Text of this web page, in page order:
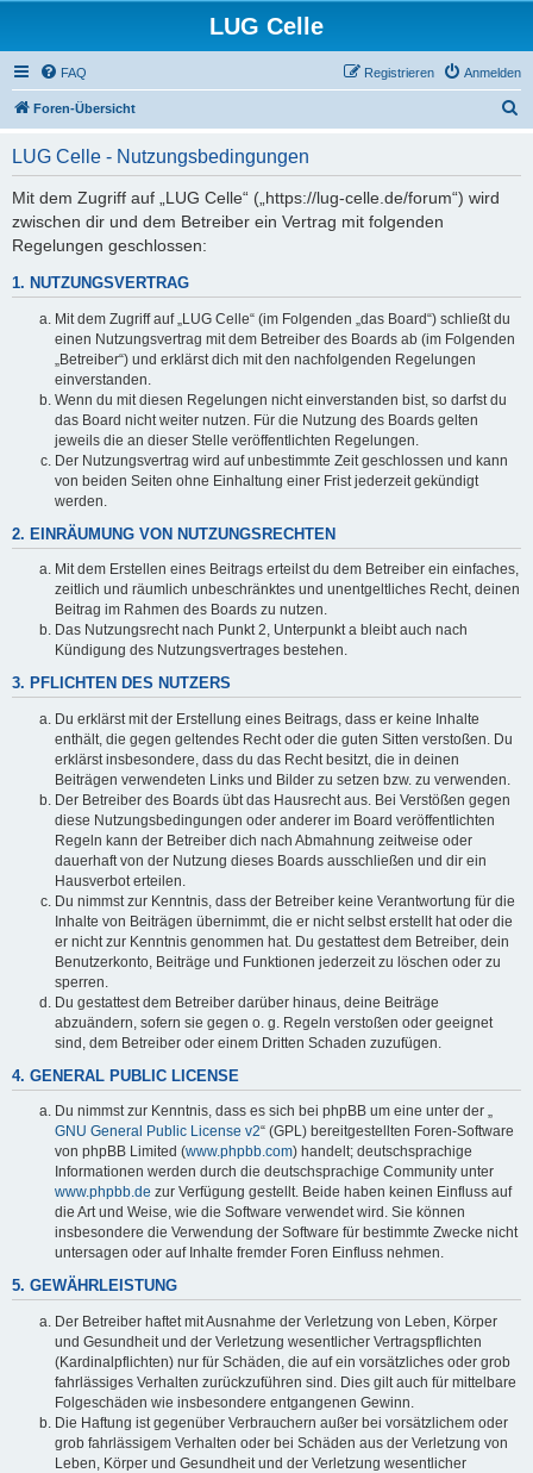
LUG Celle
FAQ Anmelden
Registrieren
Foren-Übersicht
LUG Celle - Nutzungsbedingungen
Mit dem Zugriff auf „LUG Celle“ („https://lug-celle.de/forum“) wird
zwischen dir und dem Betreiber ein Vertrag mit folgenden
Regelungen geschlossen:
1. NUTZUNGSVERTRAG
Mit dem Zugriff auf „LUG Celle“ (im Folgenden „das Board“) schließt du
einen Nutzungsvertrag mit dem Betreiber des Boards ab (im Folgenden
„Betreiber“) und erklärst dich mit den nachfolgenden Regelungen
einverstanden.
Wenn du mit diesen Regelungen nicht einverstanden bist, so darfst du
das Board nicht weiter nutzen. Für die Nutzung des Boards gelten
jeweils die an dieser Stelle veröffentlichten Regelungen.
Der Nutzungsvertrag wird auf unbestimmte Zeit geschlossen und kann
von beiden Seiten ohne Einhaltung einer Frist jederzeit gekündigt
werden.
2. EINRÄUMUNG VON NUTZUNGSRECHTEN
Mit dem Erstellen eines Beitrags erteilst du dem Betreiber ein einfaches,
zeitlich und räumlich unbeschränktes und unentgeltliches Recht, deinen
Beitrag im Rahmen des Boards zu nutzen.
Das Nutzungsrecht nach Punkt 2, Unterpunkt a bleibt auch nach
Kündigung des Nutzungsvertrages bestehen.
3. PFLICHTEN DES NUTZERS
Du erklärst mit der Erstellung eines Beitrags, dass er keine Inhalte
enthält, die gegen geltendes Recht oder die guten Sitten verstoßen. Du
erklärst insbesondere, dass du das Recht besitzt, die in deinen
Beiträgen verwendeten Links und Bilder zu setzen bzw. zu verwenden.
Der Betreiber des Boards übt das Hausrecht aus. Bei Verstößen gegen
diese Nutzungsbedingungen oder anderer im Board veröffentlichten
Regeln kann der Betreiber dich nach Abmahnung zeitweise oder
dauerhaft von der Nutzung dieses Boards ausschließen und dir ein
Hausverbot erteilen.
Du nimmst zur Kenntnis, dass der Betreiber keine Verantwortung für die
Inhalte von Beiträgen übernimmt, die er nicht selbst erstellt hat oder die
er nicht zur Kenntnis genommen hat. Du gestattest dem Betreiber, dein
Benutzerkonto, Beiträge und Funktionen jederzeit zu löschen oder zu
sperren.
Du gestattest dem Betreiber darüber hinaus, deine Beiträge
abzuändern, sofern sie gegen o. g. Regeln verstoßen oder geeignet
sind, dem Betreiber oder einem Dritten Schaden zuzufügen.
4. GENERAL PUBLIC LICENSE
Du nimmst zur Kenntnis, dass es sich bei phpBB um eine unter der „
GNU General Public License v2“ (GPL) bereitgestellten Foren-Software
von phpBB Limited (www.phpbb.com) handelt; deutschsprachige
Informationen werden durch die deutschsprachige Community unter
www.phpbb.de zur Verfügung gestellt. Beide haben keinen Einfluss auf
die Art und Weise, wie die Software verwendet wird. Sie können
insbesondere die Verwendung der Software für bestimmte Zwecke nicht
untersagen oder auf Inhalte fremder Foren Einfluss nehmen.
5. GEWÄHRLEISTUNG
Der Betreiber haftet mit Ausnahme der Verletzung von Leben, Körper
und Gesundheit und der Verletzung wesentlicher Vertragspflichten
(Kardinalpflichten) nur für Schäden, die auf ein vorsätzliches oder grob
fahrlässiges Verhalten zurückzuführen sind. Dies gilt auch für mittelbare
Folgeschäden wie insbesondere entgangenen Gewinn.
Die Haftung ist gegenüber Verbrauchern außer bei vorsätzlichem oder
grob fahrlässigem Verhalten oder bei Schäden aus der Verletzung von
Leben, Körper und Gesundheit und der Verletzung wesentlicher